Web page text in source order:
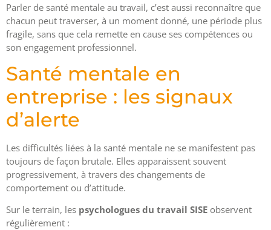
Parler de santé mentale au travail, c’est aussi reconnaître que
chacun peut traverser, à un moment donné, une période plus
fragile, sans que cela remette en cause ses compétences ou
son engagement professionnel.
Santé mentale en
entreprise : les signaux
d’alerte
Les difficultés liées à la santé mentale ne se manifestent pas
toujours de façon brutale. Elles apparaissent souvent
progressivement, à travers des changements de
comportement ou d’attitude.
Sur le terrain, les psychologues du travail SISE observent
régulièrement :